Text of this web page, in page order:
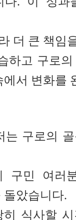
더 큰 책임
하고 구로
서 변화를
는 구로의
구민 여러
돌았습니다.
식사할